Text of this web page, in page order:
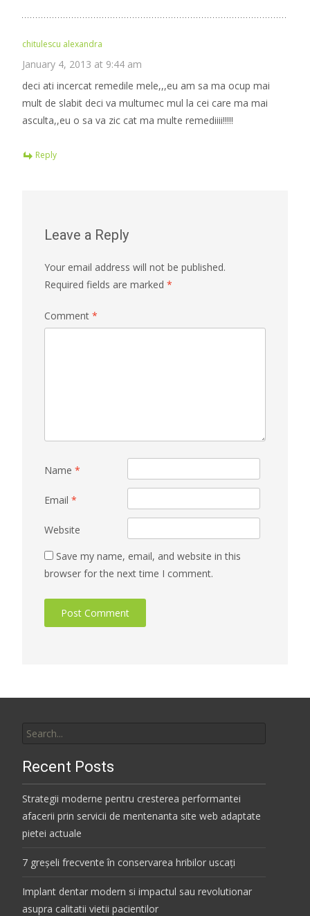
chitulescu alexandra
January 4, 2013 at 9:44 am
deci ati incercat remedile mele,,,eu am sa ma ocup mai
mult de slabit deci va multumec mul la cei care ma mai
asculta,,eu o sa va zic cat ma multe remediiii!!!!!
Reply
Leave a Reply
Your email address will not be published.
Required fields are marked *
Comment *
Name *
Email *
Website
Save my name, email, and website in this
browser for the next time I comment.
for:
Recent Posts
Strategii moderne pentru cresterea performantei
afacerii prin servicii de mentenanta site web adaptate
pietei actuale
7 greșeli frecvente în conservarea hribilor uscați
Implant dentar modern si impactul sau revolutionar
asupra calitatii vietii pacientilor